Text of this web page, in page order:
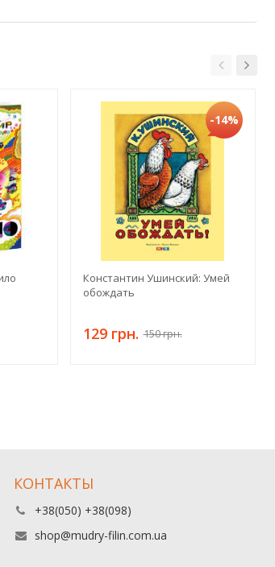
-14%
Константин Ушинский: Умей
обождать
129 грн. 150 грн.
КОНТАКТЫ
+38(050) +38(098)
shop@mudry-filin.com.ua